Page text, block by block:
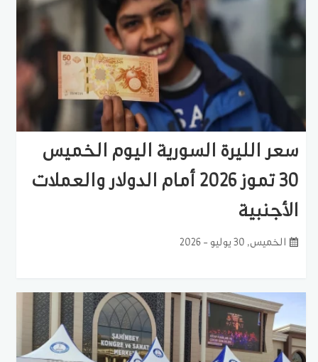
سعر الليرة السورية اليوم الخميس
30 تموز 2026 أمام الدولار والعملات
الأجنبية
الخميس, 30 يوليو - 2026